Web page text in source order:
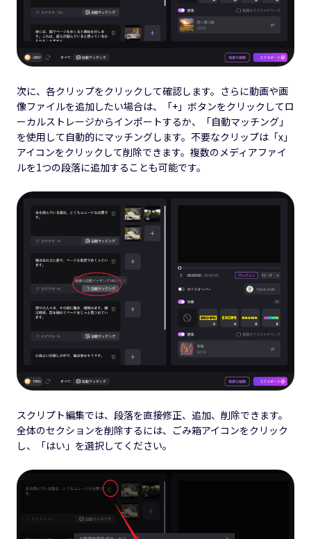
次に、各クリップをクリックして確認します。さらに動画や画
像ファイルを追加したい場合は、「+」ボタンをクリックしてロ
ーカルストレージからインポートするか、「自動マッチング」
を使用して自動的にマッチングします。不要なクリップは「x」
アイコンをクリックして削除できます。複数のメディアファイ
ルを1つの段落に追加することも可能です。
スクリプト編集では、段落を直接修正、追加、削除できます。
全体のセクションを削除するには、ごみ箱アイコンをクリック
し、「はい」を選択してください。